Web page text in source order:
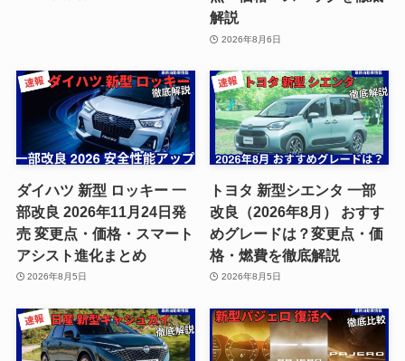
解説
2026年8月6日
ダイハツ 新型 ロッキー 一
部改良 2026年11月24日発
売 変更点・価格・スマート
アシスト進化まとめ
2026年8月5日
トヨタ 新型シエンタ 一部
改良（2026年8月） おすす
めグレードは？変更点・価
格・燃費を徹底解説
2026年8月5日